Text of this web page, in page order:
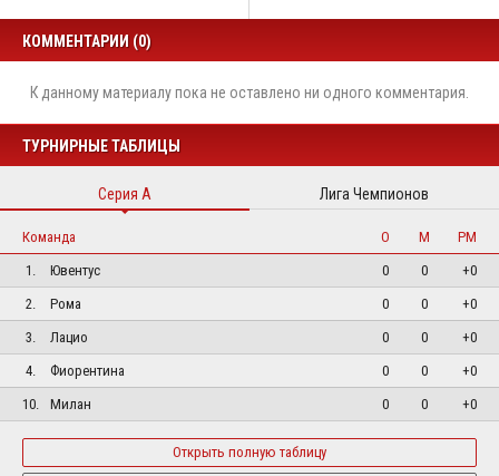
КОММЕНТАРИИ (0)
К данному материалу пока не оставлено ни одного комментария.
ТУРНИРНЫЕ ТАБЛИЦЫ
Серия А Лига Чемпионов
Команда О М
РМ
1.
Ювентус 0 0
+0
2.
Рома 0 0
+0
3.
Лацио 0 0
+0
4.
Фиорентина 0 0
+0
10.
Милан 0 0 +0
Открыть полную таблицу